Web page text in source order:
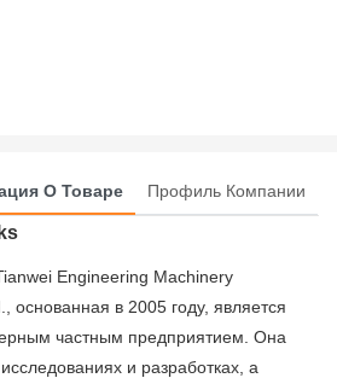
О Товаре Профиль Компании
Engineering Machinery
основанная в 2005 году, является
частным предприятием. Она
и разработках, а